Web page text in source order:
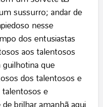
sussurro; andar de
nesse
dos entusiastas
aos talentosos
que
dos talentosos e
e